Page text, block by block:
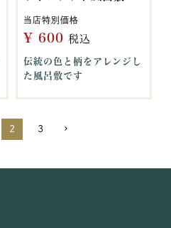
2 3
当店特別価格
¥ 600 税込
伝統の色と柄をアレンジし
た風呂敷です